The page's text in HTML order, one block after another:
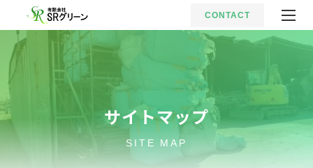
CONTACT
サイトマップ
SITE MAP